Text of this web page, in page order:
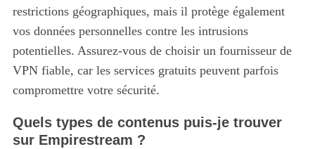
restrictions géographiques, mais il protège également
vos données personnelles contre les intrusions
potentielles. Assurez-vous de choisir un fournisseur de
VPN fiable, car les services gratuits peuvent parfois
compromettre votre sécurité.
Quels types de contenus puis-je trouver
sur Empirestream ?
f
o
r
: